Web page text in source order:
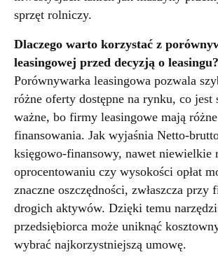
sprzęt rolniczy.
Dlaczego warto korzystać z
leasingowej przed decyzją o leasingu?
Porównywarka leasingowa pozwala
różne oferty dostępne na rynku, co jest
ważne, bo firmy leasingowe mają
finansowania. Jak wyjaśnia Netto-
księgowo-finansowy, nawet niewielkie
oprocentowaniu czy wysokości opłat
znaczne oszczędności, zwłaszcza przy
drogich aktywów. Dzięki temu
przedsiębiorca może uniknąć
wybrać najkorzystniejszą umowę.